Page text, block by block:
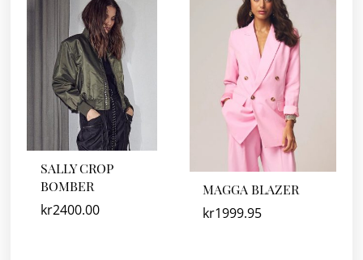
SALLY CROP
BOMBER
kr2400.00
MAGGA BLAZER
kr1999.95